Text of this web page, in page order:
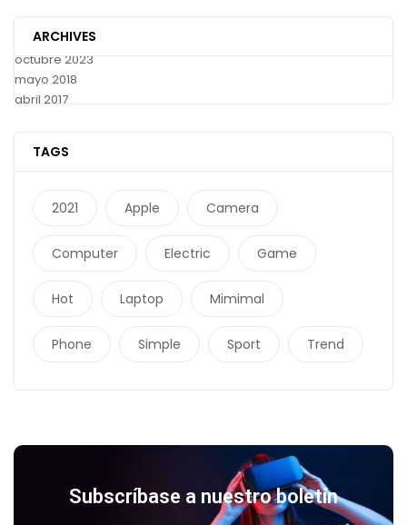
ARCHIVES
octubre 2023
mayo 2018
abril 2017
TAGS
2021 Apple Camera
Computer Electric Game
Hot Laptop Mimimal
Phone Simple Sport Trend
Subscríbase a nuestro boletín